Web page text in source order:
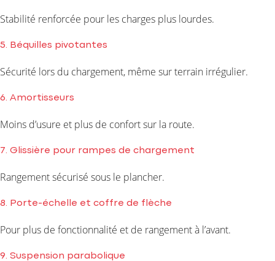
Stabilité renforcée pour les charges plus lourdes.
5. Béquilles pivotantes
Sécurité lors du chargement, même sur terrain irrégulier.
6. Amortisseurs
Moins d’usure et plus de confort sur la route.
7. Glissière pour rampes de chargement
Rangement sécurisé sous le plancher.
8. Porte-échelle et coffre de flèche
Pour plus de fonctionnalité et de rangement à l’avant.
9. Suspension parabolique